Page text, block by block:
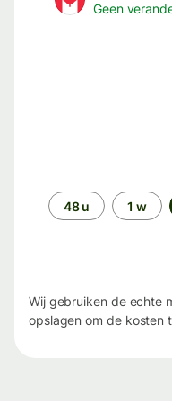
Geen
Periode48 u 1 w
Wij gebruiken de echte
opslagen om de kosten